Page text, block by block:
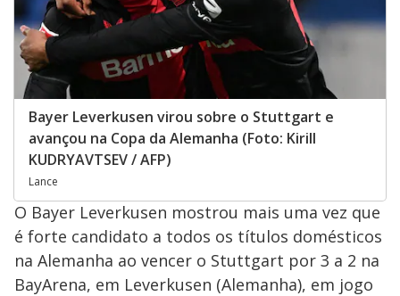
Bayer Leverkusen virou sobre o Stuttgart e
avançou na Copa da Alemanha (Foto: Kirill
KUDRYAVTSEV / AFP)
Lance
O Bayer Leverkusen mostrou mais uma vez que
é forte candidato a todos os títulos domésticos
na Alemanha ao vencer o Stuttgart por 3 a 2 na
BayArena, em Leverkusen (Alemanha), em jogo